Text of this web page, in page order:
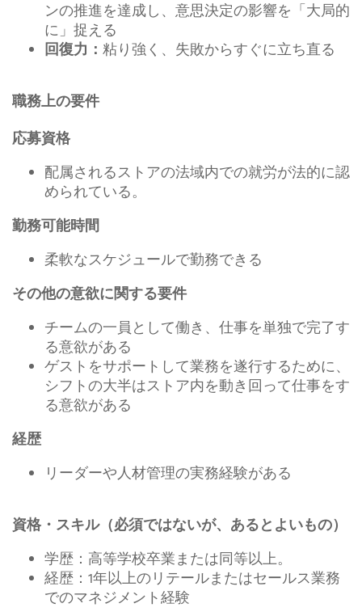
ンの推進を達成し、意思決定の影響を「大局的
に」捉える
回復力： 粘り強く、失敗からすぐに立ち直る
職務上の要件
応募資格
配属されるストアの法域内での就労が法的に認
められている。
勤務可能時間
柔軟なスケジュールで勤務できる
その他の意欲に関する要件
チームの一員として働き、仕事を単独で完了す
る意欲がある
ゲストをサポートして業務を遂行するために、
シフトの大半はストア内を動き回って仕事をす
る意欲がある
経歴
リーダーや人材管理の実務経験がある
資格・スキル（必須ではないが、あるとよいもの）
学歴：高等学校卒業または同等以上。
経歴：1年以上のリテールまたはセールス業務
でのマネジメント経験